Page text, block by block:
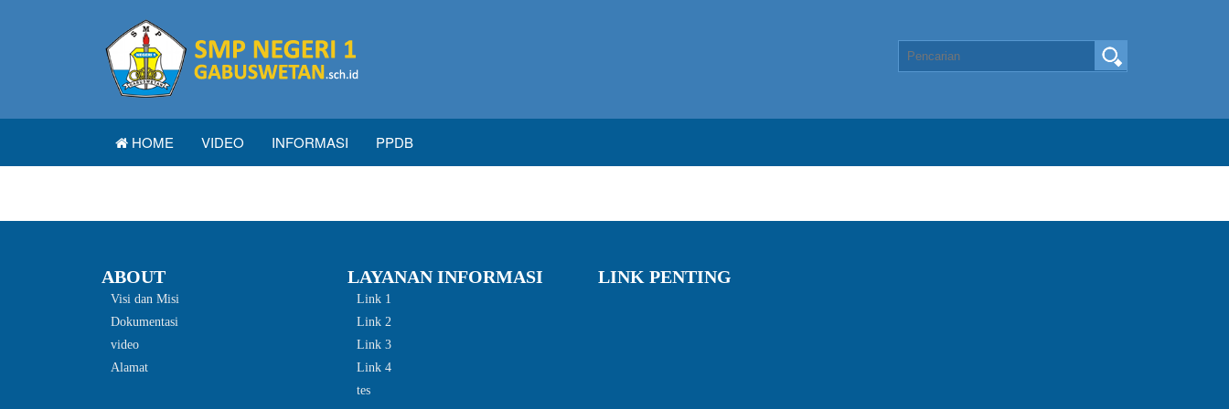
HOME VIDEO INFORMASI PPDB
ABOUT
Visi dan Misi
Dokumentasi
video
Alamat
LAYANAN INFORMASI
Link 1
Link 2
Link 3
Link 4
tes
LINK PENTING